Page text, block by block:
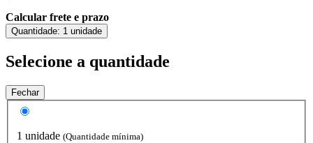
Calcular frete e prazo
Quantidade: 1 unidade
Selecione a quantidade
Fechar
1 unidade (Quantidade mínima)